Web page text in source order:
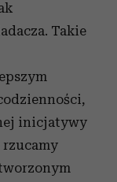
Takie
inicjatywy
rzucamy